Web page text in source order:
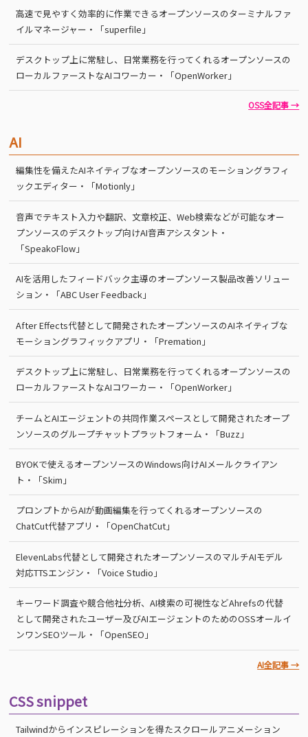
高速で見やすく効率的に作業できるオープンソースのターミナルファ
イルマネージャー・「superfile」
デスクトップ上に常駐し、日常業務を行ってくれるオープンソースの
ローカルファーストなAIコワーカー・「OpenWorker」
OSS全記事 →
AI
編集性を備えたAIネイティブなオープンソースのモーショングラフィ
ックエディター・「Motionly」
音声でテキスト入力や翻訳、文章校正、Web検索などが可能なオー
プンソースのデスクトップ向けAI音声アシスタント・
「SpeakoFlow」
AIを活用したフィードバック主導のオープンソース製品改善ソリュー
ション・「ABC User Feedback」
After Effects代替として開発されたオープンソースのAIネイティブな
モーショングラフィックアプリ・「Premation」
デスクトップ上に常駐し、日常業務を行ってくれるオープンソースの
ローカルファーストなAIコワーカー・「OpenWorker」
チームとAIエージェントの共同作業スペースとして開発されたオープ
ンソースのグループチャットプラットフォーム・「Buzz」
BYOKで使えるオープンソースのWindows向けAIメールクライアン
ト・「Skim」
プロンプトからAIが動画編集を行ってくれるオープンソースの
ChatCut代替アプリ・「OpenChatCut」
ElevenLabs代替として開発されたオープンソースのマルチAIモデル
対応TTSエンジン・「Voice Studio」
キーワード調査や競合他社分析、AI検索の可視性などAhrefsの代替
として開発されたユーザー及びAIエージェントのためのOSSオールイ
ンワンSEOツール・「OpenSEO」
AI全記事 →
CSS snippet
Tailwindからインスピレーションを得たスクロールアニメーション